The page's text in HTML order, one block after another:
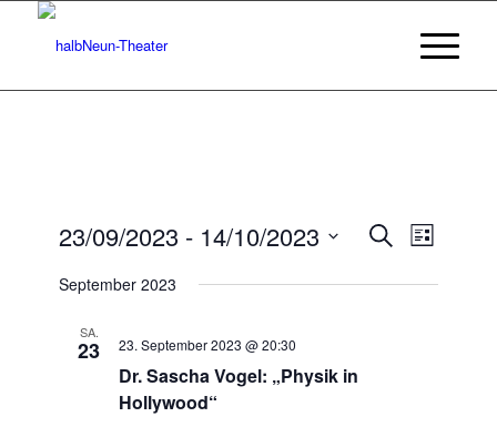
SucheListe
23/09/2023 - 14/10/2023
wählen.
September 2023
SA.
23 23. September 2023 @ 20:30
Dr. Sascha Vogel: „Physik in
Hollywood“